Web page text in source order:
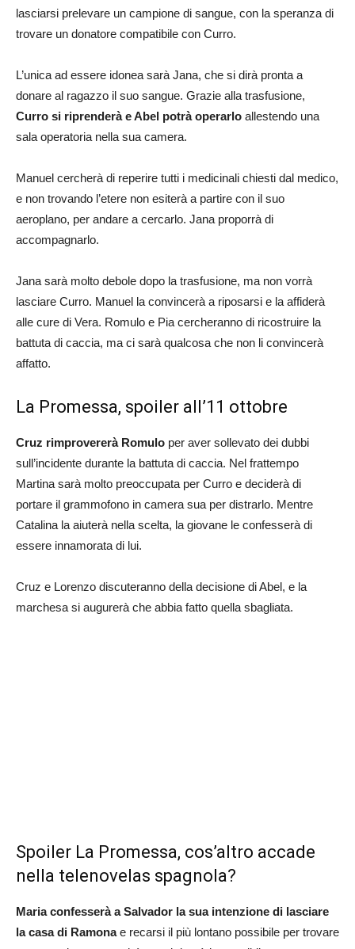
lasciarsi prelevare un campione di sangue, con la speranza di
trovare un donatore compatibile con Curro.
L’unica ad essere idonea sarà Jana, che si dirà pronta a
donare al ragazzo il suo sangue. Grazie alla trasfusione,
Curro si riprenderà e Abel potrà operarlo allestendo una
sala operatoria nella sua camera.
Manuel cercherà di reperire tutti i medicinali chiesti dal medico,
e non trovando l’etere non esiterà a partire con il suo
aeroplano, per andare a cercarlo. Jana proporrà di
accompagnarlo.
Jana sarà molto debole dopo la trasfusione, ma non vorrà
lasciare Curro. Manuel la convincerà a riposarsi e la affiderà
alle cure di Vera. Romulo e Pia cercheranno di ricostruire la
battuta di caccia, ma ci sarà qualcosa che non li convincerà
affatto.
La Promessa, spoiler all’11 ottobre
Cruz rimprovererà Romulo per aver sollevato dei dubbi
sull’incidente durante la battuta di caccia. Nel frattempo
Martina sarà molto preoccupata per Curro e deciderà di
portare il grammofono in camera sua per distrarlo. Mentre
Catalina la aiuterà nella scelta, la giovane le confesserà di
essere innamorata di lui.
Cruz e Lorenzo discuteranno della decisione di Abel, e la
marchesa si augurerà che abbia fatto quella sbagliata.
Spoiler La Promessa, cos’altro accade
nella telenovelas spagnola?
Maria confesserà a Salvador la sua intenzione di lasciare
la casa di Ramonae recarsi il più lontano possibile per trovare